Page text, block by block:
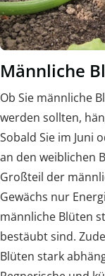
Männliche
Ob Sie männliche
werden sollten,
Sobald Sie im Juni
an den weiblichen
Großteil der
Gewächs nur
männliche Blüten
bestäubt sind.
Blüten stark